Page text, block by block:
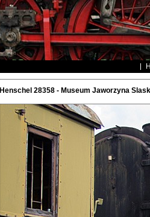
Henschel 28358 - Museum Jaworzyna